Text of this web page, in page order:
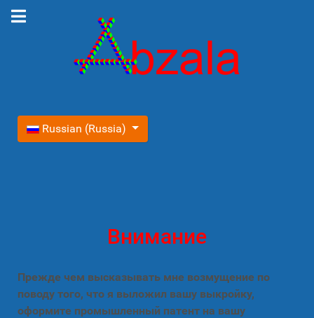
Выберите язык
Russian (Russia)
Внимание
Прежде чем высказывать мне возмущение по
поводу того, что я выложил вашу выкройку,
оформите промышленный патент на вашу